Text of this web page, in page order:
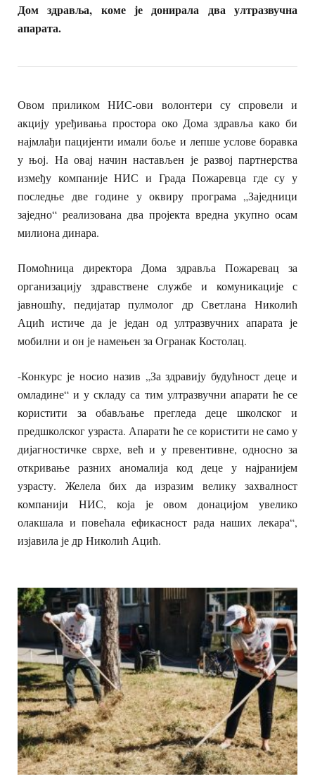
Дом здравља, коме је донирала два ултразвучна
апарата.
Овом приликом НИС-ови волонтери су спровели и
акцију уређивања простора око Дома здравља како би
најмлађи пацијенти имали боље и лепше услове боравка
у њој. На овај начин настављен је развој партнерства
између компаније НИС и Града Пожаревца где су у
последње две године у оквиру програма „Заједници
заједно“ реализована два пројекта вредна укупно осам
милиона динара.
Помоћница директора Дома здравља Пожаревац за
организацију здравствене службе и комуникације с
јавношћу, педијатар пулмолог др Светлана Николић
Ацић истиче да је један од ултразвучних апарата је
мобилни и он је намењен за Огранак Костолац.
-Конкурс је носио назив „За здравију будућност деце и
омладине“ и у складу са тим ултразвучни апарати ће се
користити за обављање прегледа деце школског и
предшколског узраста. Апарати ће се користити не само у
дијагностичке сврхе, већ и у превентивне, односно за
откривање разних аномалија код деце у најранијем
узрасту. Желела бих да изразим велику захвалност
компанији НИС, која је овом донацијом увелико
олакшала и повећала ефикасност рада наших лекара“,
изјавила је др Николић Ацић.